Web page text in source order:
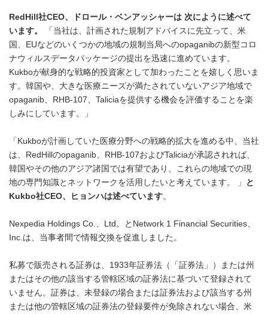
RedHill 社CEO、ドロール・ベンアッシャーは 次にように述べて
います。
「当社は、計画された規制アドバイスに先立って、米
国、EUなどのいくつかの地域の規制当局へのopaganibの新型コロ
ナウィルスデータパッケージの提出を迅速に進めています。
Kukboが献身的な戦略的投資家として加わったことを嬉しく思いま
す。韓国や、大きな医療ニーズが満たされていないアジア地域で
opaganib、RHB-107、Taliciaを提供する機会を評価することを楽
しみにしています。」
「Kukboが計画していた医療分野への戦略的拡大を進める中、当社
は、RedHillのopaganib、RHB-107およびTaliciaが承認されれば、
韓国やその他のアジア諸国では有望であり、これらの地域での現
地の専門知識とネットワークを活用したいと考えています。 」
と
Kukbo社CEO、ヒョンハは述べています。
Nexpedia Holdings Co.、Ltd。とNetwork 1 Financial Securities、
Inc.は、当事者間で情報交換を促進しました。
私募で販売される証券は、1933年証券法（「証券法」）または州
またはその他の該当する管轄区域の証券法に基づいて登録されて
いません。証券は、未登録の場合または証券法および該当する州
または他の管轄区域の証券法の登録要件が免除されない場合、米